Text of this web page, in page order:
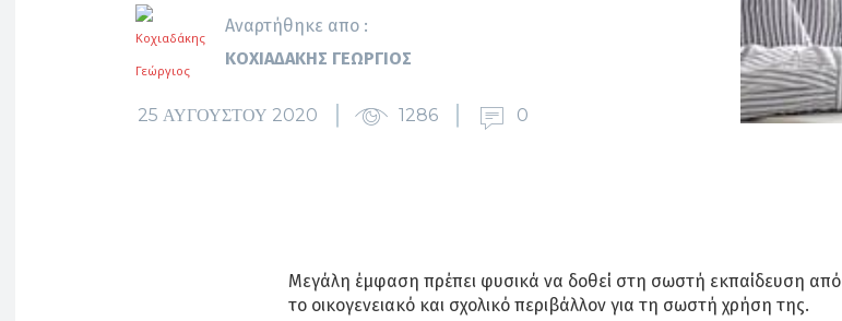
Αναρτήθηκε απο :
ΚΟΧΙΑΔΆΚΗΣ ΓΕΏΡΓΙΟΣ
25 ΑΥΓΟΎΣΤΟΥ 2020 1286 0
Μεγάλη έμφαση πρέπει φυσικά να δοθεί στη σωστή εκπαίδευση από
το οικογενειακό και σχολικό περιβάλλον για τη σωστή χρήση της.